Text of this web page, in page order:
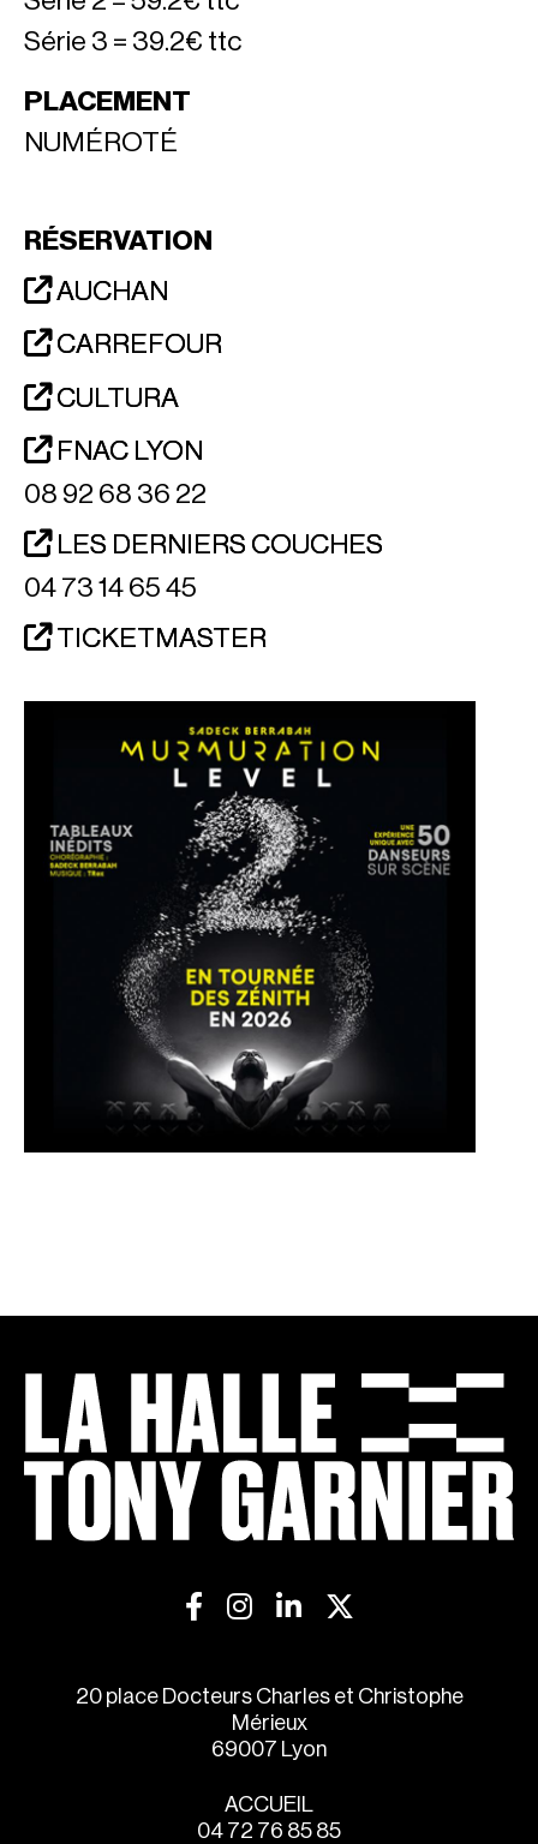
Série 3 = 39.2€ ttc
PLACEMENT
NUMÉROTÉ
RÉSERVATION
AUCHAN
CARREFOUR
CULTURA
FNAC LYON
08 92 68 36 22
LES DERNIERS COUCHES
04 73 14 65 45
TICKETMASTER
20 place Docteurs Charles et Christophe
Mérieux
69007 Lyon
ACCUEIL
04 72 76 85 85